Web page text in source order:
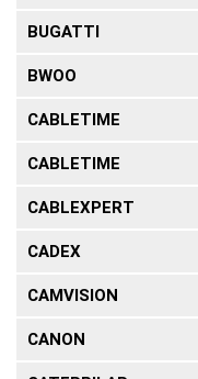
BUGATTI
BWOO
CABLETIME
CABLETIME
CABLEXPERT
CADEX
CAMVISION
CANON